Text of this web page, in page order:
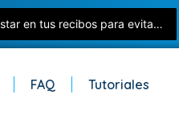
Nómina 2026: Todo lo que debes ajustar en tus recibos para evitar errores con el SAT
FAQ Tutoriales